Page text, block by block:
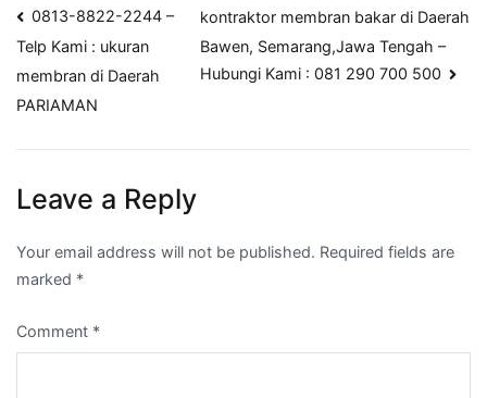
Post
navigation
0813-8822-2244 –
Telp Kami : ukuran
membran di Daerah
PARIAMAN
kontraktor membran bakar di Daerah
Bawen, Semarang,Jawa Tengah –
Hubungi Kami : 081 290 700 500
Leave a Reply
Your email address will not be published. Required fields are
marked *
Comment *